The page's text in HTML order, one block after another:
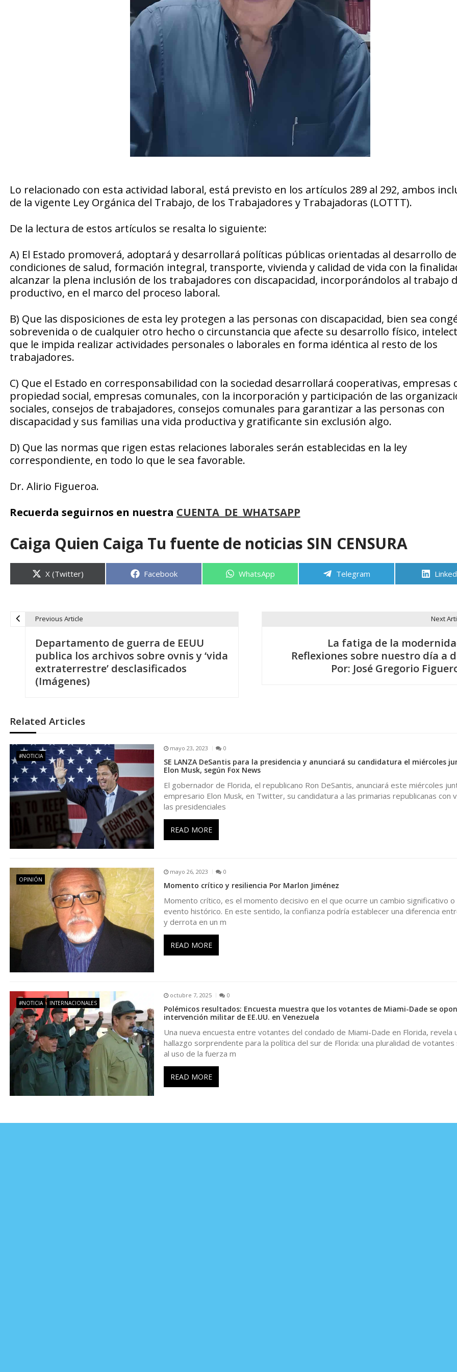
Lo relacionado con esta actividad laboral, está previsto en los artículos 289 al 292, ambos
de la vigente Ley Orgánica del Trabajo, de los Trabajadores y Trabajadoras (LOTTT).
De la lectura de estos artículos se resalta lo siguiente:
A) El Estado promoverá, adoptará y desarrollará políticas públicas orientadas al desarrollo
condiciones de salud, formación integral, transporte, vivienda y calidad de vida con la
alcanzar la plena inclusión de los trabajadores con discapacidad, incorporándolos al trabajo
productivo, en el marco del proceso laboral.
B) Que las disposiciones de esta ley protegen a las personas con discapacidad, bien sea
sobrevenida o de cualquier otro hecho o circunstancia que afecte su desarrollo físico,
que le impida realizar actividades personales o laborales en forma idéntica al resto de los
trabajadores.
C) Que el Estado en corresponsabilidad con la sociedad desarrollará cooperativas, empresas
propiedad social, empresas comunales, con la incorporación y participación de las
sociales, consejos de trabajadores, consejos comunales para garantizar a las personas con
discapacidad y sus familias una vida productiva y gratificante sin exclusión algo.
D) Que las normas que rigen estas relaciones laborales serán establecidas en la ley
correspondiente, en todo lo que le sea favorable.
Dr. Alirio Figueroa.
Recuerda seguirnos en nuestra CUENTA DE WHATSAPP
Caiga Quien Caiga Tu fuente de noticias SIN CENSURA
Compartir
en
X (Twitter) Compartir
Facebook Compartir
WhatsApp Compartir
Telegram
g
a
c
i
n
d
e
e
t
r
a
d
a
s
Previous Article
Departamento de guerra de EEUU
publica los archivos sobre ovnis y ‘vida
extraterrestre’ desclasificados
(Imágenes)
Next
La fatiga de la
Reflexiones sobre nuestro día a
Por: José Gregorio
Related Articles
#NOTICIA
mayo 23, 2023 0
SE LANZA DeSantis para la presidencia y anunciará su candidatura el miércoles
Elon Musk, según Fox News
El gobernador de Florida, el republicano Ron DeSantis, anunciará este miércoles
empresario Elon Musk, en Twitter, su candidatura a las primarias republicanas con
las presidenciales
READ MORE
OPINIÓN
mayo 26, 2023 0
Momento crítico y resiliencia Por Marlon Jiménez
Momento crítico, es el momento decisivo en el que ocurre un cambio significativo o
evento histórico. En este sentido, la confianza podría establecer una diferencia
y derrota en un m
READ MORE
#NOTICIA INTERNACIONALES
octubre 7, 2025 0
Polémicos resultados: Encuesta muestra que los votantes de Miami-Dade se
intervención militar de EE.UU. en Venezuela
Una nueva encuesta entre votantes del condado de Miami-Dade en Florida, revela
hallazgo sorprendente para la política del sur de Florida: una pluralidad de votantes
al uso de la fuerza m
READ MORE